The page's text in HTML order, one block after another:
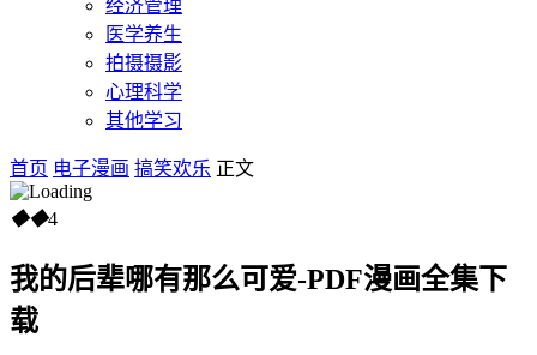
经济管理
医学养生
拍摄摄影
心理科学
其他学习
首页 电子漫画 搞笑欢乐 正文
◆◆4
我的后辈哪有那么可爱-PDF漫画全集下
载